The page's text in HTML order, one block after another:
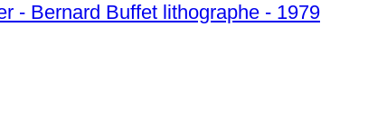
- Bernard Buffet lithographe - 1979